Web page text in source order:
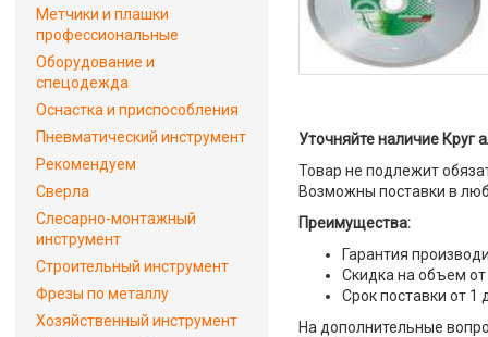
Уточняйте наличие Круг
Товар не подлежит
Возможны поставки в
Преимущества:
Гарантия
Скидка на объем от
Срок поставки от 1
На дополнительные
Метчики и плашки
профессиональные
Оборудование и
спецодежда
Оснастка и приспособления
Пневматический инструмент
Рекомендуем
Сверла
Слесарно-монтажный
инструмент
Строительный инструмент
Фрезы по металлу
Хозяйственный инструмент